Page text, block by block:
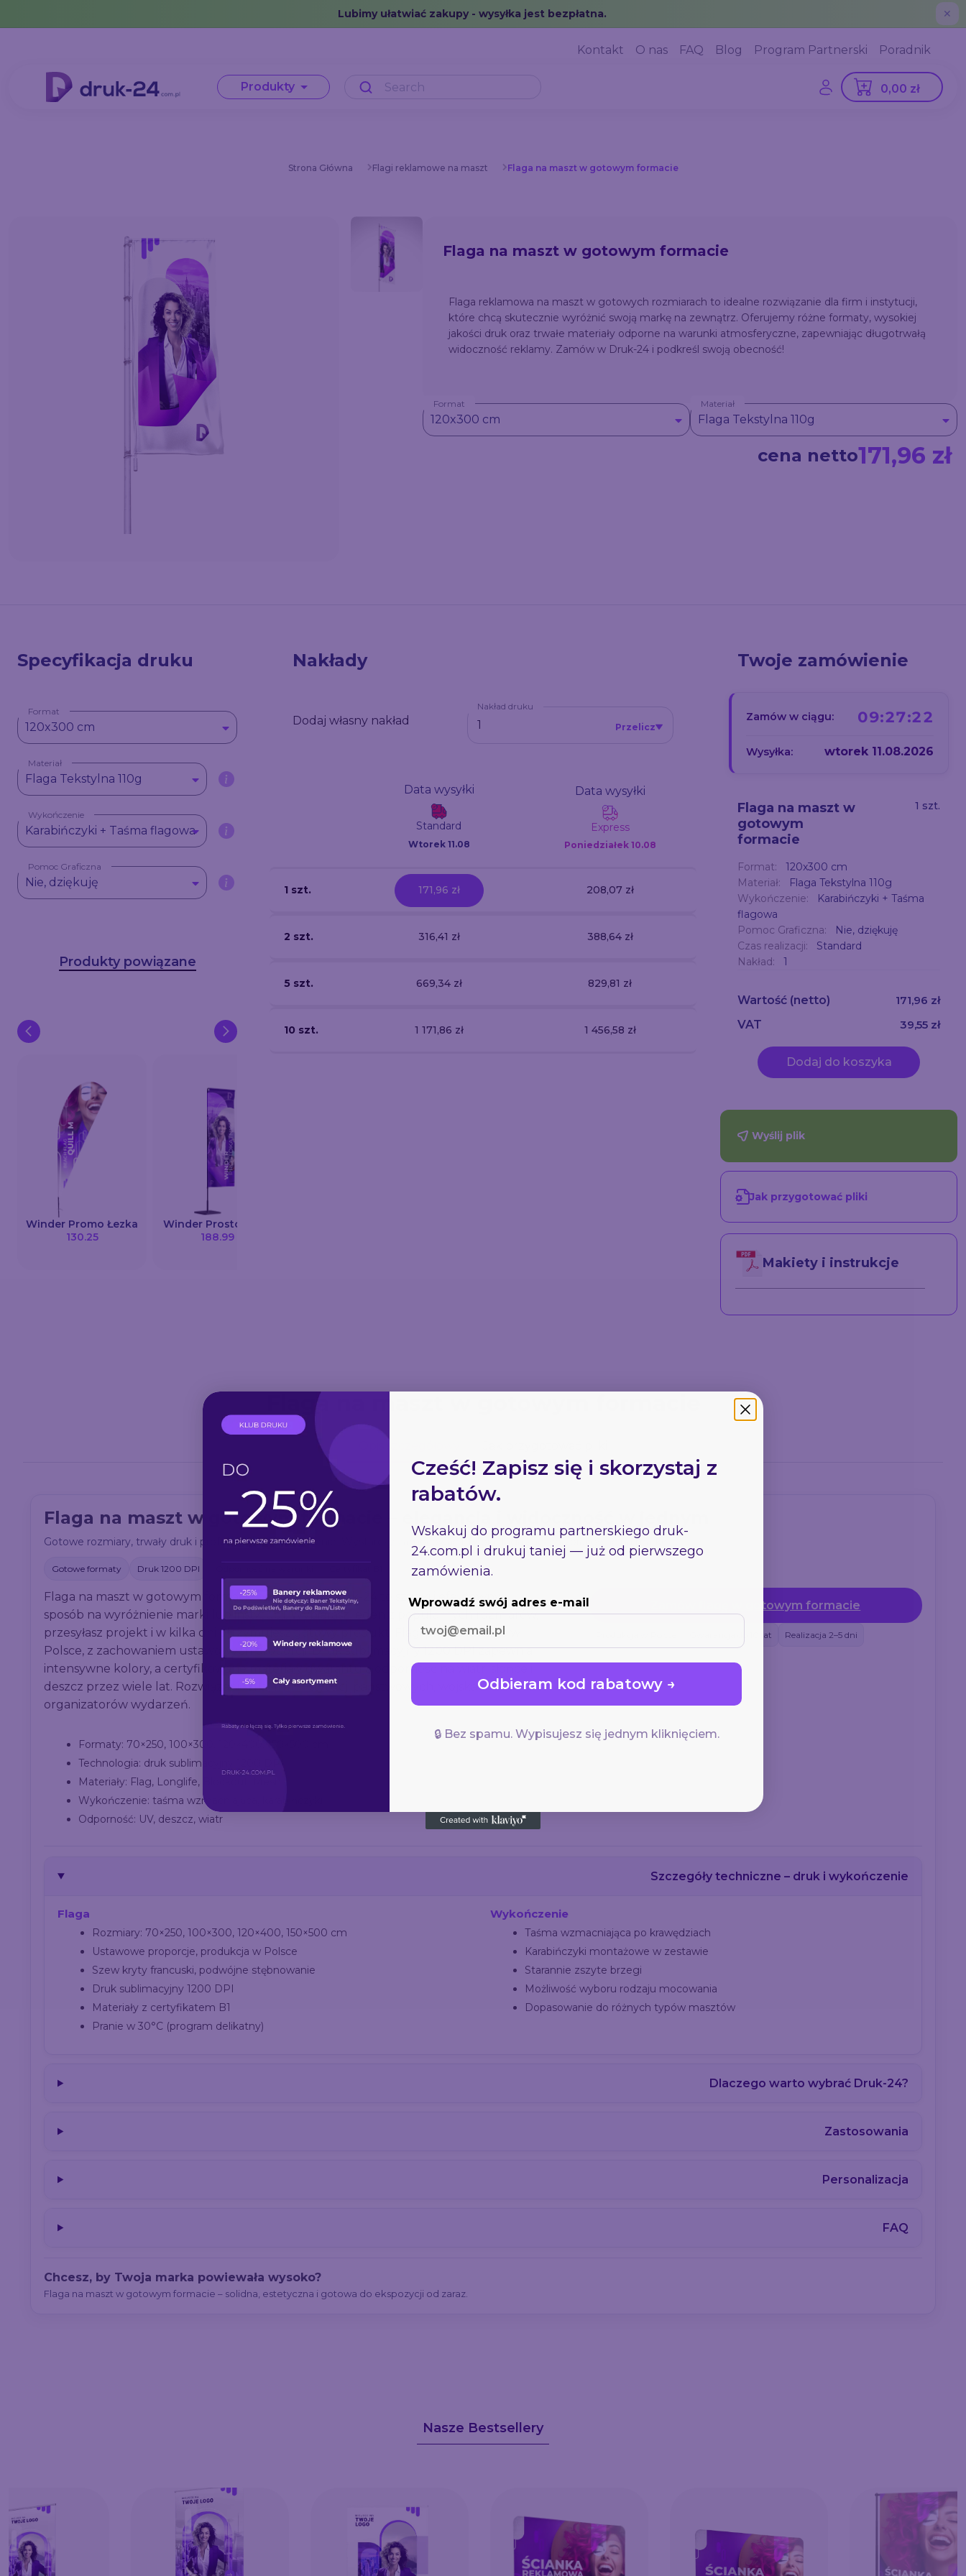
Lubimy ułatwiać zakupy - wysyłka jest bezpłatna. ✕
Kontakt O nas FAQ Blog Program Partnerski Poradnik
Produkty 0,00 zł
Strona Główna Flagi reklamowe na maszt Flaga na maszt w gotowym formacie
Flaga na maszt w gotowym formacie
Flaga reklamowa na maszt w gotowych rozmiarach to idealne rozwiązanie dla firm i instytucji,
które chcą skutecznie wyróżnić swoją markę na zewnątrz. Oferujemy różne formaty, wysokiej
jakości druk oraz trwałe materiały odporne na warunki atmosferyczne, zapewniając długotrwałą
widoczność reklamy. Zamów w Druk-24 i podkreśl swoją obecność!
Format
120x300 cm
Materiał
Flaga Tekstylna 110g
cena netto171,96 zł
Specyfikacja druku
Format
120x300 cm
Materiał
Flaga Tekstylna 110g
Wykończenie
Karabińczyki + Taśma flagowa
Pomoc Graficzna
Nie, dziękuję
Produkty powiązane
Winder Promo Łezka
130.25
Winder Prostokątny
188.99
Baner reklamowy
bariery przestawne
2,3m
Nakłady
Dodaj własny nakład
Nakład druku
Przelicz
Data wysyłki
Standard
Wtorek 11.08
Data wysyłki
Express
Poniedziałek 10.08
1 szt. 171,96 zł 208,07 zł
2 szt. 316,41 zł 388,64 zł
5 szt. 669,34 zł 829,81 zł
10 szt. 1 171,86 zł 1 456,58 zł
Twoje zamówienie
Zamów w ciągu: 09:27:21
Wysyłka: wtorek 11.08.2026
Flaga na maszt w
gotowym
formacie
1 szt.
Format:
120x300 cm
Materiał:
Flaga Tekstylna 110g
Wykończenie:
Karabińczyki + Taśma
flagowa
Pomoc Graficzna:
Nie, dziękuję
Czas realizacji:
Standard
Nakład:
1
Wartość (netto)
171,96 zł
VAT
39,55 zł
Dodaj do koszyka
Wyślij plik
Jak przygotować pliki
Makiety i instrukcje
Flaga na maszt w gotowym formacie
Flaga na maszt w gotowym formacie – elegancja i widoczność w jednym
Gotowe rozmiary, trwały druk i profesjonalne wykończenie. Wystarczy zamocować i Twoja flaga zaczyna pracować na markę.
Gotowe formaty Druk 1200 DPI
Flaga na maszt w gotowym formacie od drukarni Druk-24 to szybki i efektowny
sposób na wyróżnienie marki lub instytucji. Wybierasz jeden z popularnych rozmiarów,
przesyłasz projekt i w kilka dni otrzymujesz gotowy produkt. Flagi produkowane w
Polsce, z zachowaniem ustawowych proporcji. Druk sublimacyjny 1200 DPI zapewnia
intensywne kolory, a certyfikowane materiały gwarantują odporność na wiatr, słońce i
deszcz przez wiele lat. Rozwiązanie dla firm, instytucji państwowych, wojska i
organizatorów wydarzeń.
Formaty: 70×250, 100×300, 120×400, 150×500 cm
Technologia: druk sublimacyjny 1200 DPI
Materiały: Flag, Longlife, Blockout, Mesh
Wykończenie: taśma wzmacniająca, karabińczyki
Odporność: UV, deszcz, wiatr
Zamów flagę w gotowym formacie
Gwarancja do 10 lat Realizacja 2–5 dni
Szczegóły techniczne – druk i wykończenie
Flaga
Rozmiary: 70×250, 100×300, 120×400, 150×500 cm
Ustawowe proporcje, produkcja w Polsce
Szew kryty francuski, podwójne stębnowanie
Druk sublimacyjny 1200 DPI
Materiały z certyfikatem B1
Pranie w 30°C (program delikatny)
Wykończenie
Taśma wzmacniająca po krawędziach
Karabińczyki montażowe w zestawie
Starannie zszyte brzegi
Możliwość wyboru rodzaju mocowania
Dopasowanie do różnych typów masztów
Dlaczego warto wybrać Druk-24?
Zastosowania
Personalizacja
FAQ
Chcesz, by Twoja marka powiewała wysoko?
Flaga na maszt w gotowym formacie – solidna, estetyczna i gotowa do ekspozycji od zaraz.
Nasze Bestsellery
Cześć! Zapisz się i skorzystaj z
rabatów.
Wskakuj do programu partnerskiego druk-
24.com.pl i drukuj taniej — już od pierwszego
zamówienia.
Wprowadź swój adres e-mail
Odbieram kod rabatowy →
🔒 Bez spamu. Wypisujesz się jednym kliknięciem.